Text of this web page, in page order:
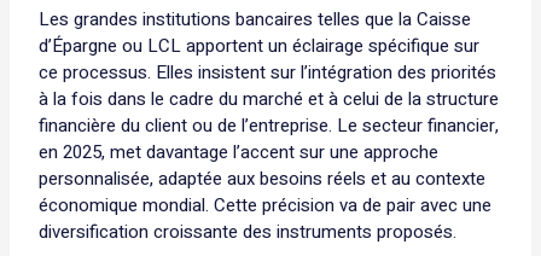
Les grandes institutions bancaires telles que la Caisse
d’Épargne ou LCL apportent un éclairage spécifique sur
ce processus. Elles insistent sur l’intégration des priorités
à la fois dans le cadre du marché et à celui de la structure
financière du client ou de l’entreprise. Le secteur financier,
en 2025, met davantage l’accent sur une approche
personnalisée, adaptée aux besoins réels et au contexte
économique mondial. Cette précision va de pair avec une
diversification croissante des instruments proposés.